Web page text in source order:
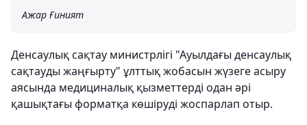
Ажар Ғиният
Денсаулық сақтау министрлігі "Ауылдағы денсаулық
сақтауды жаңғырту" ұлттық жобасын жүзеге асыру
аясында медициналық қызметтерді одан әрі
қашықтағы форматқа көшіруді жоспарлап отыр.